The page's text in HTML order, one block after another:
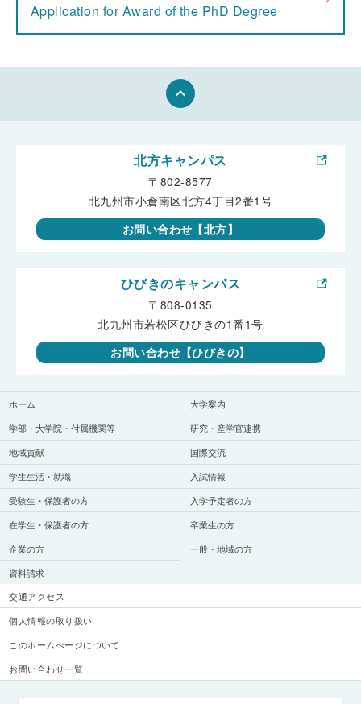
Application for Award of the PhD Degree
keyboard_arrow_up
ホーム
大学案内
学部・大学院・付属機関等
研究・産学官連携
地域貢献
国際交流
学生生活・就職
入試情報
受験生・保護者の方
入学予定者の方
在学生・保護者の方
卒業生の方
企業の方
一般・地域の方
資料請求
北方キャンパス
〒802-8577
北九州市小倉南区北方4丁目2番1号
お問い合わせ【北方】
ひびきのキャンパス
〒808-0135
北九州市若松区ひびきの1番1号
お問い合わせ【ひびきの】
交通アクセス
個人情報の取り扱い
このホームぺージについて
お問い合わせ一覧